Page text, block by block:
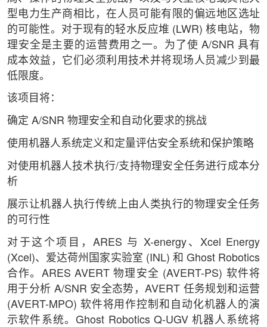
型电力生产商相比，在人员可能有限的偏远地区选址
的可能性。对于现有的轻水反应堆 (LWR) 核电站，物
理安全是主要的运营费用之一。为了使 A/SNR 具有
成本效益，它们必须利用技术并将现场人员减少到最
低限度。
该项目将：
确定 A/SNR 物理安全和自动化要求的挑战
使用机器人系统定义和定量评估安全系统和保护策略
对使用机器人技术执行/支持物理安全任务进行成本分
析
展示让机器人执行传统上由人类执行的物理安全任务
的可行性
对于这个项目，ARES 与 X-energy、Xcel Energy
(Xcel)、爱达荷州国家实验室 (INL) 和 Ghost Robotics
合作。ARES AVERT 物理安全 (AVERT-PS) 软件将
用于分析 A/SNR 安全态势，AVERT 任务规划和运营
(AVERT-MPO) 软件将用作控制和自动化机器人的演
示软件系统。Ghost Robotics Q-UGV 机器人系统将